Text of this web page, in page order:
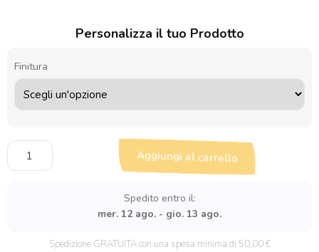
Personalizza il tuo Prodotto
Finitura
Stickers
Adesivi
Aggiungi al carrello
Spedito entro il:
mer. 12 ago. - gio. 13 ago.
Spedizione GRATUITA con una spesa minima di 50,00 €